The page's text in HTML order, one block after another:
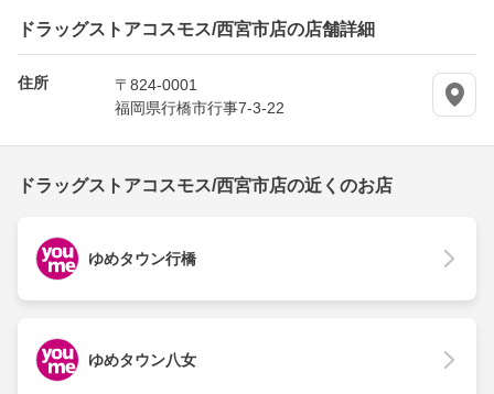
ドラッグストアコスモス/西宮市店の店舗詳細
住所
〒824-0001
福岡県行橋市行事7-3-22
ドラッグストアコスモス/西宮市店の近くのお店
ゆめタウン行橋
ゆめタウン八女